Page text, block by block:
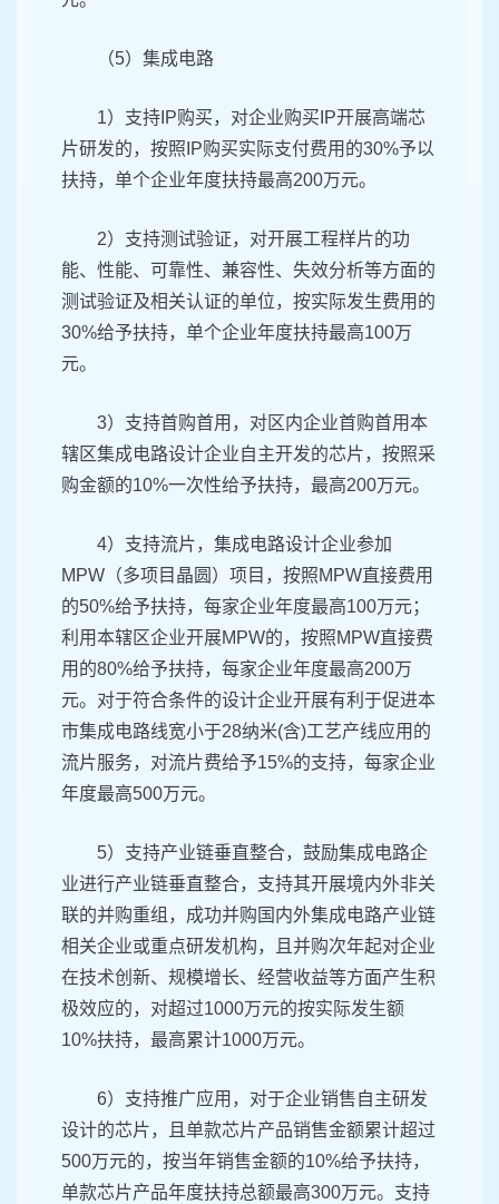
（5）集成电路
1）支持IP购买，对企业购买IP开展高端芯
片研发的，按照IP购买实际支付费用的30%予以
扶持，单个企业年度扶持最高200万元。
2）支持测试验证，对开展工程样片的功
能、性能、可靠性、兼容性、失效分析等方面的
测试验证及相关认证的单位，按实际发生费用的
30%给予扶持，单个企业年度扶持最高100万
元。
3）支持首购首用，对区内企业首购首用本
辖区集成电路设计企业自主开发的芯片，按照采
购金额的10%一次性给予扶持，最高200万元。
4）支持流片，集成电路设计企业参加
MPW（多项目晶圆）项目，按照MPW直接费用
的50%给予扶持，每家企业年度最高100万元；
利用本辖区企业开展MPW的，按照MPW直接费
用的80%给予扶持，每家企业年度最高200万
元。对于符合条件的设计企业开展有利于促进本
市集成电路线宽小于28纳米(含)工艺产线应用的
流片服务，对流片费给予15%的支持，每家企业
年度最高500万元。
5）支持产业链垂直整合，鼓励集成电路企
业进行产业链垂直整合，支持其开展境内外非关
联的并购重组，成功并购国内外集成电路产业链
相关企业或重点研发机构，且并购次年起对企业
在技术创新、规模增长、经营收益等方面产生积
极效应的，对超过1000万元的按实际发生额
10%扶持，最高累计1000万元。
6）支持推广应用，对于企业销售自主研发
设计的芯片，且单款芯片产品销售金额累计超过
500万元的，按当年销售金额的10%给予扶持，
单款芯片产品年度扶持总额最高300万元。支持